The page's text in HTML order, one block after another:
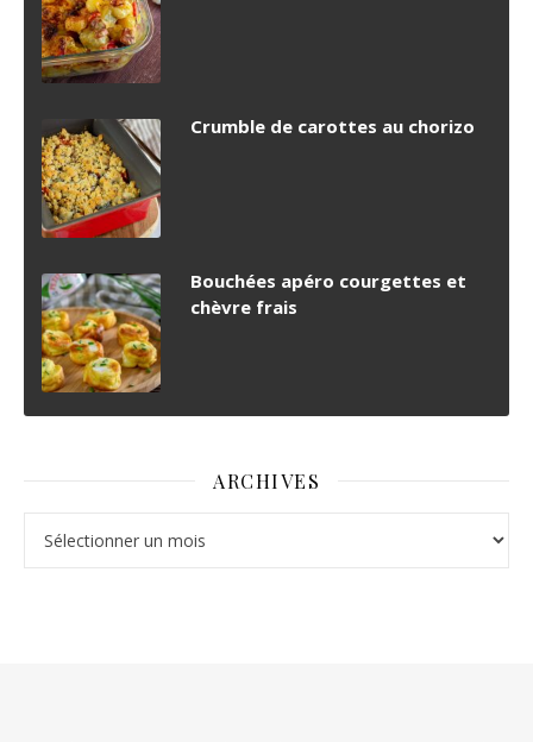
Crumble de carottes au chorizo
Bouchées apéro courgettes et
chèvre frais
ARCHIVES